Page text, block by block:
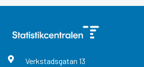
Verkstadsgatan 13